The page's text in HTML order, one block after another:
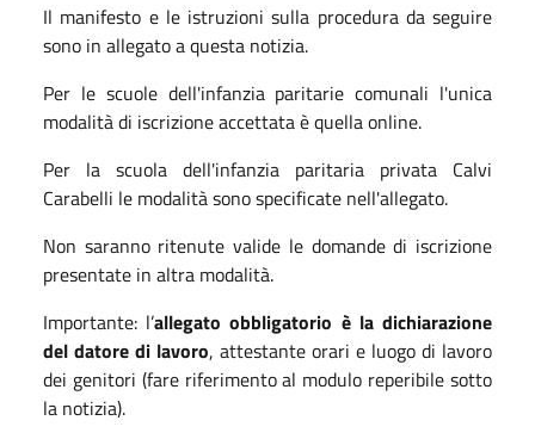
Il manifesto e le istruzioni sulla procedura da seguire
sono in allegato a questa notizia.
Per le scuole dell'infanzia paritarie comunali l'unica
modalità di iscrizione accettata è quella online.
Per la scuola dell'infanzia paritaria privata Calvi
Carabelli le modalità sono specificate nell'allegato.
Non saranno ritenute valide le domande di iscrizione
presentate in altra modalità.
Importante: l’allegato obbligatorio è la dichiarazione
del datore di lavoro, attestante orari e luogo di lavoro
dei genitori (fare riferimento al modulo reperibile sotto
la notizia).